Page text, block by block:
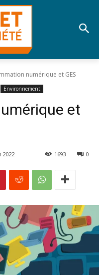
numérique et GES
Environnement
et
2022 0
1693